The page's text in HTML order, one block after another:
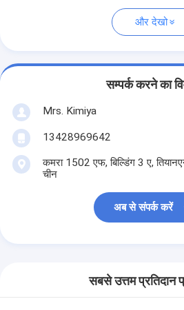
और देखो
सम्पर्क करने का
Mrs. Kimiya
13428969642
कमरा 1502 एफ, बिल्डिंग 3 ए,
चीन
अब से संपर्क करें
सबसे उत्तम प्रतिदान